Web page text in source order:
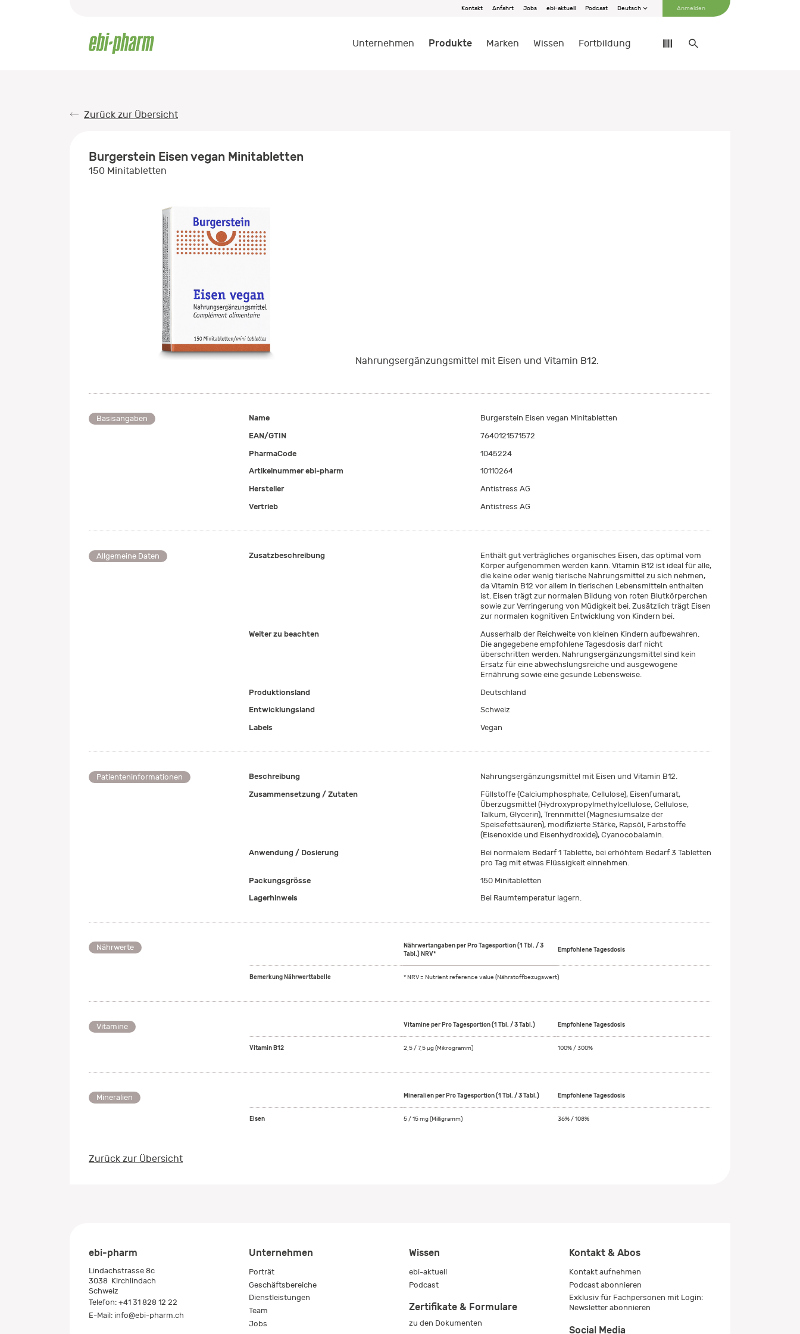
Kontakt Anfahrt Jobs ebi-aktuell Podcast Deutsch Anmelden
Unternehmen Produkte Marken Wissen Fortbildung
Zurück zur Übersicht
Burgerstein Eisen vegan Minitabletten
150 Minitabletten
Nahrungsergänzungsmittel mit Eisen und Vitamin B12.
Basisangaben Name
Burgerstein Eisen vegan Minitabletten
EAN/GTIN
7640121571572
PharmaCode
1045224
Artikelnummer ebi-pharm
10110264
Hersteller
Antistress AG
Vertrieb
Antistress AG
Allgemeine Daten Zusatzbeschreibung
Enthält gut verträgliches organisches Eisen, das optimal vom
Körper aufgenommen werden kann. Vitamin B12 ist ideal für alle,
die keine oder wenig tierische Nahrungsmittel zu sich nehmen,
da Vitamin B12 vor allem in tierischen Lebensmitteln enthalten
ist. Eisen trägt zur normalen Bildung von roten Blutkörperchen
sowie zur Verringerung von Müdigkeit bei. Zusätzlich trägt Eisen
zur normalen kognitiven Entwicklung von Kindern bei.
Weiter zu beachten
Ausserhalb der Reichweite von kleinen Kindern aufbewahren.
Die angegebene empfohlene Tagesdosis darf nicht
überschritten werden. Nahrungsergänzungsmittel sind kein
Ersatz für eine abwechslungsreiche und ausgewogene
Ernährung sowie eine gesunde Lebensweise.
Produktionsland
Deutschland
Entwicklungsland
Schweiz
Labels
Vegan
Patienteninformationen Beschreibung
Nahrungsergänzungsmittel mit Eisen und Vitamin B12.
Zusammensetzung / Zutaten
Füllstoffe (Calciumphosphate, Cellulose), Eisenfumarat,
Überzugsmittel (Hydroxypropylmethylcellulose, Cellulose,
Talkum, Glycerin), Trennmittel (Magnesiumsalze der
Speisefettsäuren), modifizierte Stärke, Rapsöl, Farbstoffe
(Eisenoxide und Eisenhydroxide), Cyanocobalamin.
Anwendung / Dosierung
Bei normalem Bedarf 1 Tablette, bei erhöhtem Bedarf 3 Tabletten
pro Tag mit etwas Flüssigkeit einnehmen.
Packungsgrösse
150 Minitabletten
Lagerhinweis
Bei Raumtemperatur lagern.
Nährwerte
Nährwertangaben per Pro Tagesportion (1 Tbl. / 3
Tabl.) NRV*
Empfohlene Tagesdosis
Bemerkung Nährwerttabelle * NRV = Nutrient reference value (Nährstoffbezugswert)
Vitamine Vitamine per Pro Tagesportion (1 Tbl. / 3 Tabl.) Empfohlene Tagesdosis
Vitamin B12 2,5 / 7,5 µg (Mikrogramm) 100% / 300%
Mineralien Mineralien per Pro Tagesportion (1 Tbl. / 3 Tabl.) Empfohlene Tagesdosis
Eisen 5 / 15 mg (Milligramm) 36% / 108%
Zurück zur Übersicht
ebi-pharm
Lindachstrasse 8c
3038 Kirchlindach
Schweiz
Telefon: +41 31 828 12 22
E-Mail: info@ebi-pharm.ch
Unternehmen
Porträt
Geschäftsbereiche
Dienstleistungen
Team
Jobs
Wissen
ebi-aktuell
Podcast
Zertifikate & Formulare
zu den Dokumenten
Kontakt & Abos
Kontakt aufnehmen
Podcast abonnieren
Exklusiv für Fachpersonen mit Login:
Newsletter abonnieren
Social Media